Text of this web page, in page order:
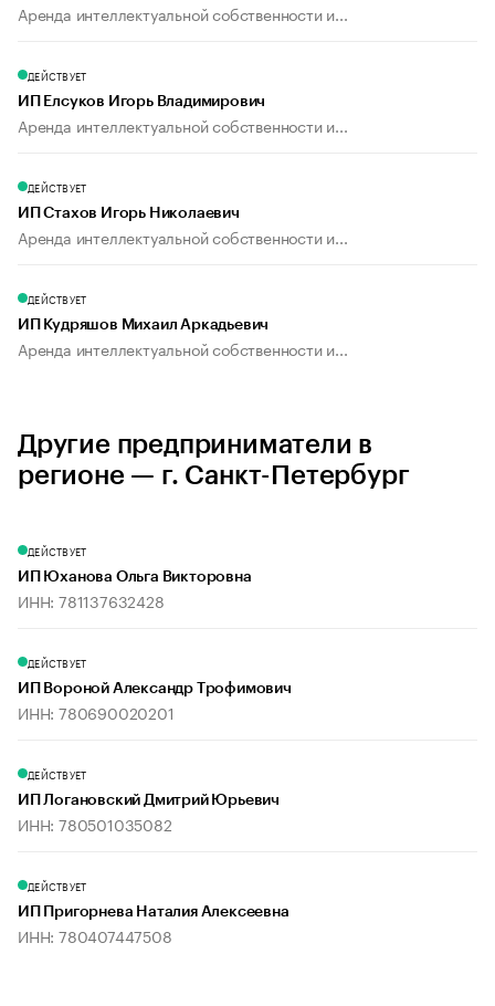
Аренда интеллектуальной собственности и...
ДЕЙСТВУЕТ
ИП Елсуков Игорь Владимирович
Аренда интеллектуальной собственности и...
ДЕЙСТВУЕТ
ИП Стахов Игорь Николаевич
Аренда интеллектуальной собственности и...
ДЕЙСТВУЕТ
ИП Кудряшов Михаил Аркадьевич
Аренда интеллектуальной собственности и...
Другие предприниматели в
регионе — г. Санкт-Петербург
ДЕЙСТВУЕТ
ИП Юханова Ольга Викторовна
ИНН: 781137632428
ДЕЙСТВУЕТ
ИП Вороной Александр Трофимович
ИНН: 780690020201
ДЕЙСТВУЕТ
ИП Логановский Дмитрий Юрьевич
ИНН: 780501035082
ДЕЙСТВУЕТ
ИП Пригорнева Наталия Алексеевна
ИНН: 780407447508